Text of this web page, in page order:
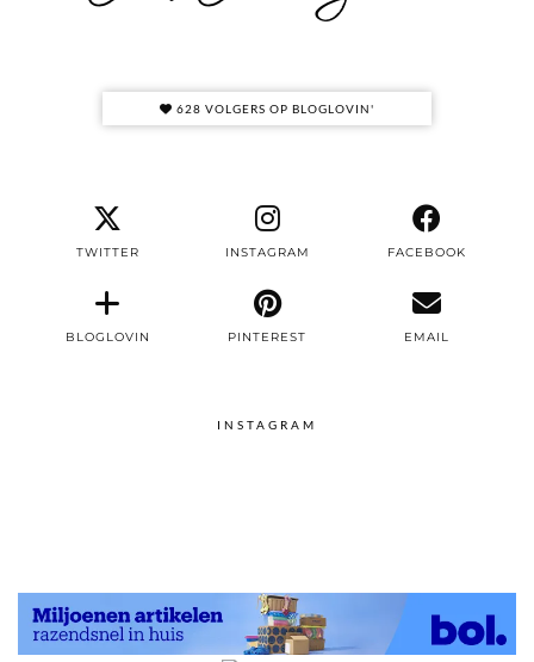
628 VOLGERS OP BLOGLOVIN'
TWITTER INSTAGRAM FACEBOOK
BLOGLOVIN PINTEREST EMAIL
INSTAGRAM